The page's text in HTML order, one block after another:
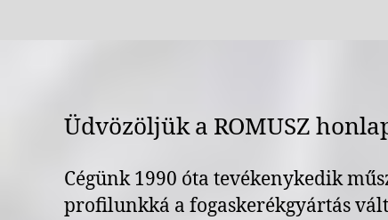
Üdvözöljük a ROMUSZ
Cégünk 1990 óta tevékenykedik
profilunkká a fogaskerékgyártás